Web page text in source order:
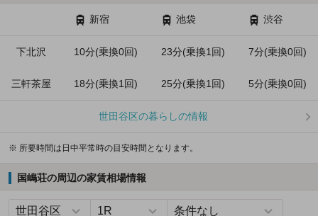
新宿 池袋 渋谷
下北沢 10分(乗換0回) 23分(乗換1回) 7分(乗換0回)
三軒茶屋 18分(乗換1回) 25分(乗換1回) 5分(乗換0回)
世田谷区の暮らしの情報
※ 所要時間は日中平常時の目安時間となります。
国嶋荘の周辺の家賃相場情報